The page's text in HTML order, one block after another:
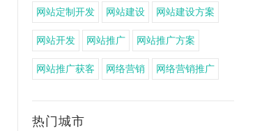
网站定制开发 网站建设 网站建设方案
网站开发 网站推广 网站推广方案
网站推广获客 网络营销 网络营销推广
热门城市